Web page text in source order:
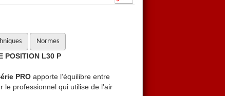
Normes
POSITION L30 P
PRO apporte l’équilibre entre
le professionnel qui utilise de l'air